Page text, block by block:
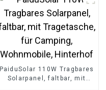
PaiduSolar 110W Tragbares
Solarpanel, faltbar, mit